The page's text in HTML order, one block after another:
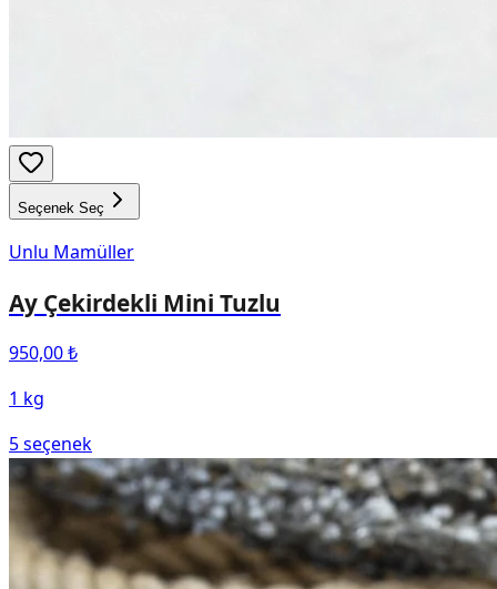
Seçenek Seç
Unlu Mamüller
Ay Çekirdekli Mini Tuzlu
950,00 ₺
1 kg
5seçenek